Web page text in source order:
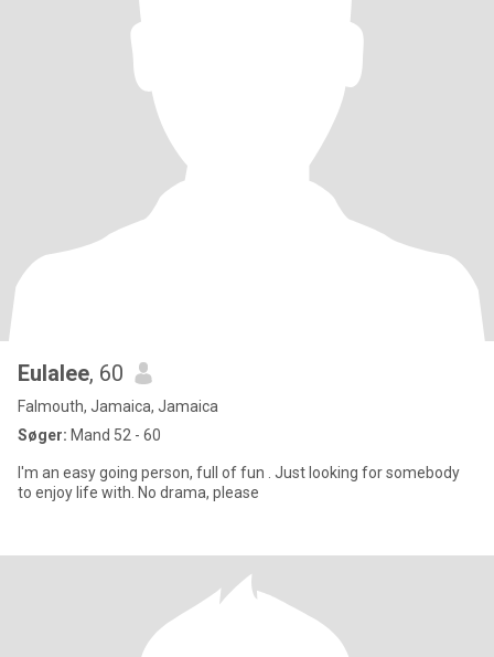
Eulalee, 60
Falmouth, Jamaica, Jamaica
Søger: Mand 52 - 60
I'm an easy going person, full of fun . Just looking for somebody
to enjoy life with. No drama, please